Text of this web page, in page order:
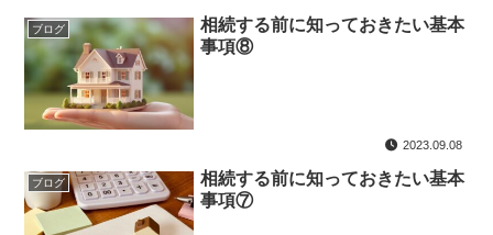
ブログ
相続する前に知っておきたい基本
事項⑧
2023.09.08
ブログ
相続する前に知っておきたい基本
事項⑦